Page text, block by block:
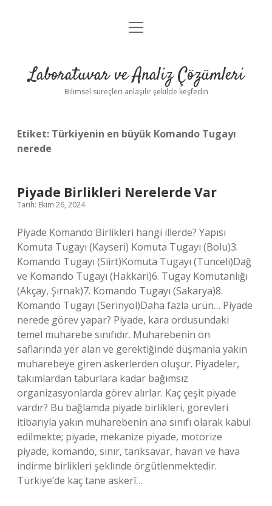
Anasayfa
Yasal Uyarı
menüyü
Laboratuvar ve Analiz Çözümleri
Bilimsel süreçleri anlaşılır şekilde keşfedin
Etiket: Türkiyenin en büyük Komando Tugayı
nerede
Piyade Birlikleri Nerelerde Var
Tarih: Ekim 26, 2024
Piyade Komando Birlikleri hangi illerde? Yapısı
Komuta Tugayı (Kayseri) Komuta Tugayı (Bolu)3.
Komando Tugayı (Siirt)Komuta Tugayı (Tunceli)Dağ
ve Komando Tugayı (Hakkari)6. Tugay Komutanlığı
(Akçay, Şırnak)7. Komando Tugayı (Sakarya)8.
Komando Tugayı (Serinyol)Daha fazla ürün… Piyade
nerede görev yapar? Piyade, kara ordusundaki
temel muharebe sınıfıdır. Muharebenin ön
saflarında yer alan ve gerektiğinde düşmanla yakın
muharebeye giren askerlerden oluşur. Piyadeler,
takımlardan taburlara kadar bağımsız
organizasyonlarda görev alırlar. Kaç çeşit piyade
vardır? Bu bağlamda piyade birlikleri, görevleri
itibarıyla yakın muharebenin ana sınıfı olarak kabul
edilmekte; piyade, mekanize piyade, motorize
piyade, komando, sınır, tanksavar, havan ve hava
indirme birlikleri şeklinde örgütlenmektedir.
Türkiye’de kaç tane askerî…